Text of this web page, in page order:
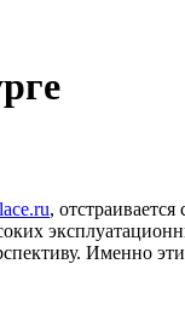
,
Именно